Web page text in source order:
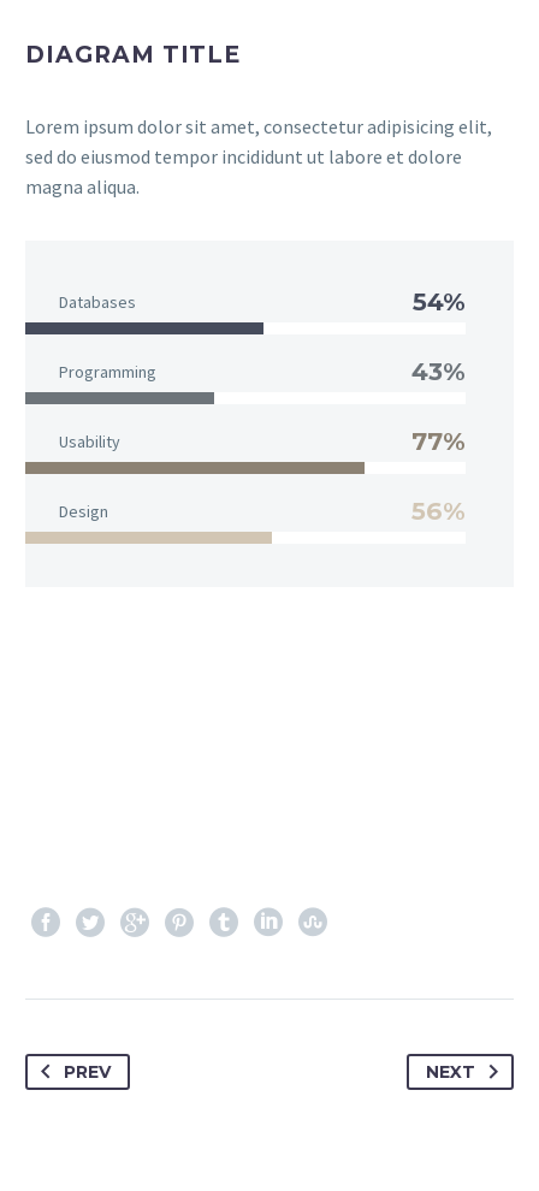
DIAGRAM TITLE
Lorem ipsum dolor sit amet, consectetur adipisicing elit,
sed do eiusmod tempor incididunt ut labore et dolore
magna aliqua.
Databases 54%
Programming 43%
Usability 77%
Design 56%
PREV NEXT